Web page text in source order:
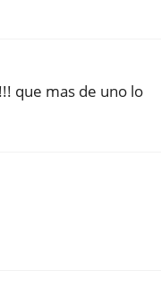
que mas de uno lo